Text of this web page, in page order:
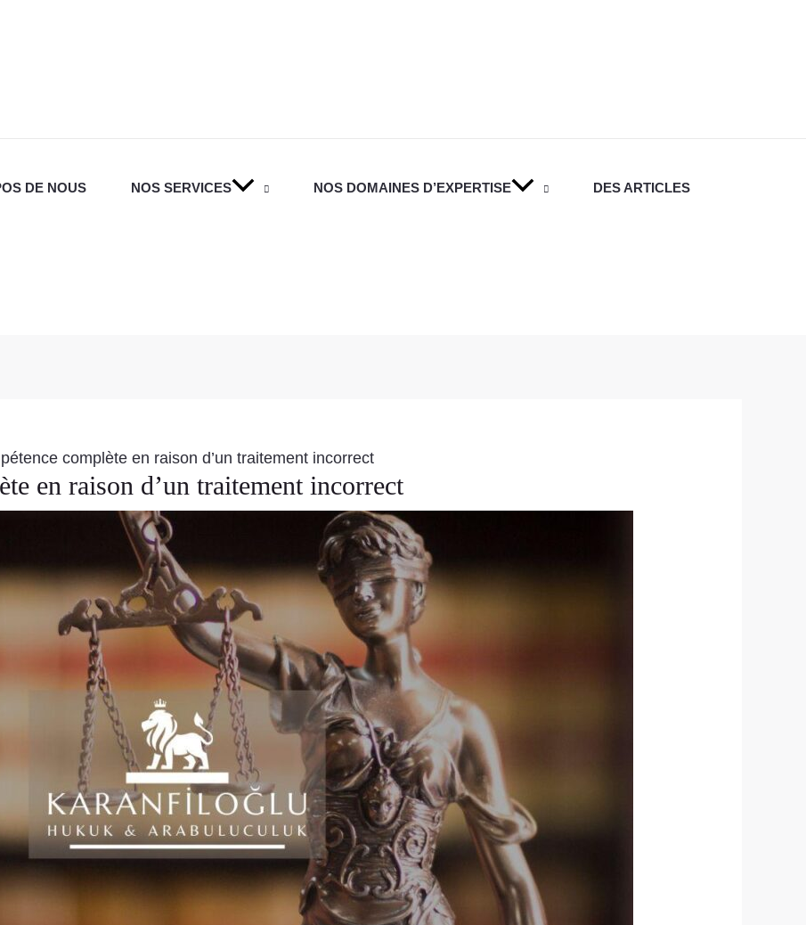
DE NOUS NOS SERVICES NOS DOMAINES D’EXPERTISE DES ARTICLES
complète en raison d’un traitement incorrect
en raison d’un traitement incorrect